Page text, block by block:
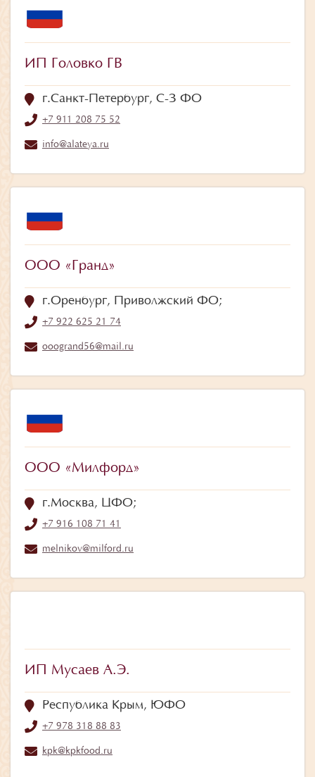
ИП Головко ГВ
г.Санкт-Петербург, С-З ФО
+7 911 208 75 52
info@alateya.ru
ООО «Гранд»
г.Оренбург, Приволжский ФО;
+7 922 625 21 74
ooogrand56@mail.ru
ООО «Милфорд»
г.Москва, ЦФО;
+7 916 108 71 41
melnikov@milford.ru
ИП Мусаев А.Э.
Республика Крым, ЮФО
+7 978 318 88 83
kpk@kpkfood.ru